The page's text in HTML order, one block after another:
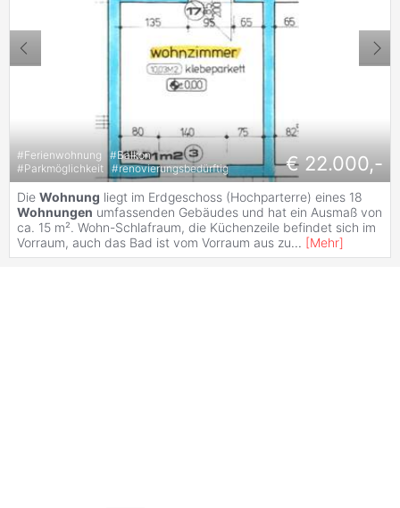
#Ferienwohnung #Balkon
#Parkmöglichkeit #renovierungsbedürftig € 22.000,-
Die Wohnung liegt im Erdgeschoss (Hochparterre) eines 18
Wohnungen umfassenden Gebäudes und hat ein Ausmaß von
ca. 15 m². Wohn-Schlafraum, die Küchenzeile befindet sich im
Vorraum, auch das Bad ist vom Vorraum aus zu... [Mehr]